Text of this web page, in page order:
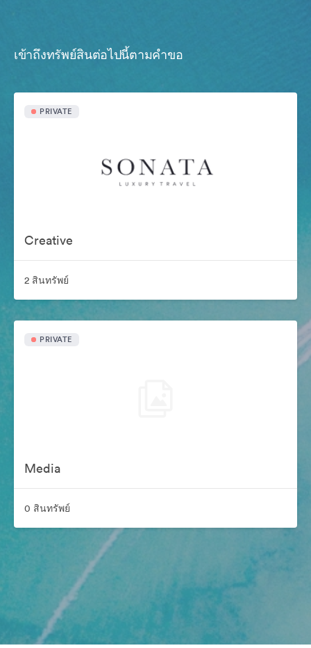
เข้าถึงทรัพย์สินต่อไปนี้ตามคำขอ
PRIVATE
Creative
2 สินทรัพย์
PRIVATE
Media
0 สินทรัพย์